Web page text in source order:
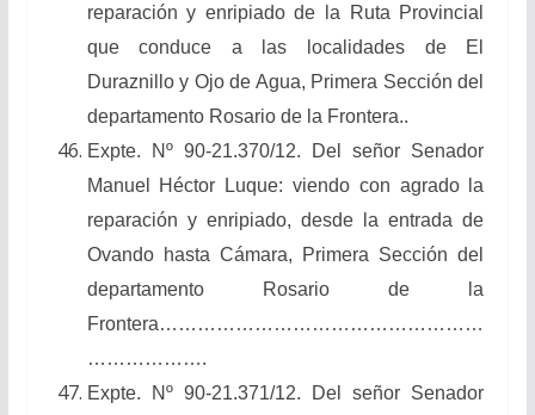
reparación y enripiado de la Ruta Provincial
que conduce a las localidades de El
Duraznillo y Ojo de Agua, Primera Sección del
departamento Rosario de la Frontera..
Expte. Nº 90-21.370/12. Del señor Senador
Manuel Héctor Luque: viendo con agrado la
reparación y enripiado, desde la entrada de
Ovando hasta Cámara, Primera Sección del
departamento Rosario de la
Frontera……………………………………………
……………….
Expte. Nº 90-21.371/12. Del señor Senador